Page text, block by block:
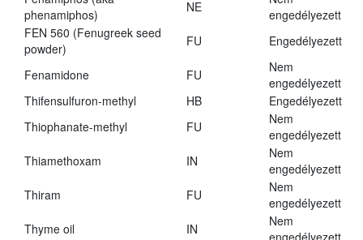
phenamiphos)
NE
engedélyezett
FEN 560 (Fenugreek seed
powder)
FU Engedélyezett
Fenamidone FU
Nem
engedélyezett
Thifensulfuron-methyl
HB
Engedélyezett
Thiophanate-methyl
FU
Nem
engedélyezett
Thiamethoxam
IN
Nem
engedélyezett
Thiram
FU
Nem
engedélyezett
Thyme oil
IN
Nem